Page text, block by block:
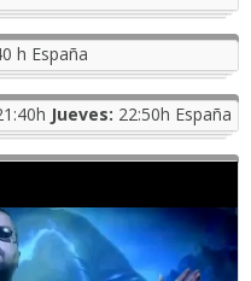
h España
Jueves: 22:50h España